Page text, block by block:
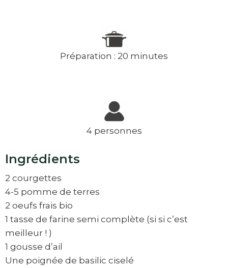
Préparation : 20 minutes
4 personnes
Ingrédients
2 courgettes
4-5 pomme de terres
2 oeufs frais bio
1 tasse de farine semi complète (si si c’est
meilleur ! )
1 gousse d’ail
Une poignée de basilic ciselé